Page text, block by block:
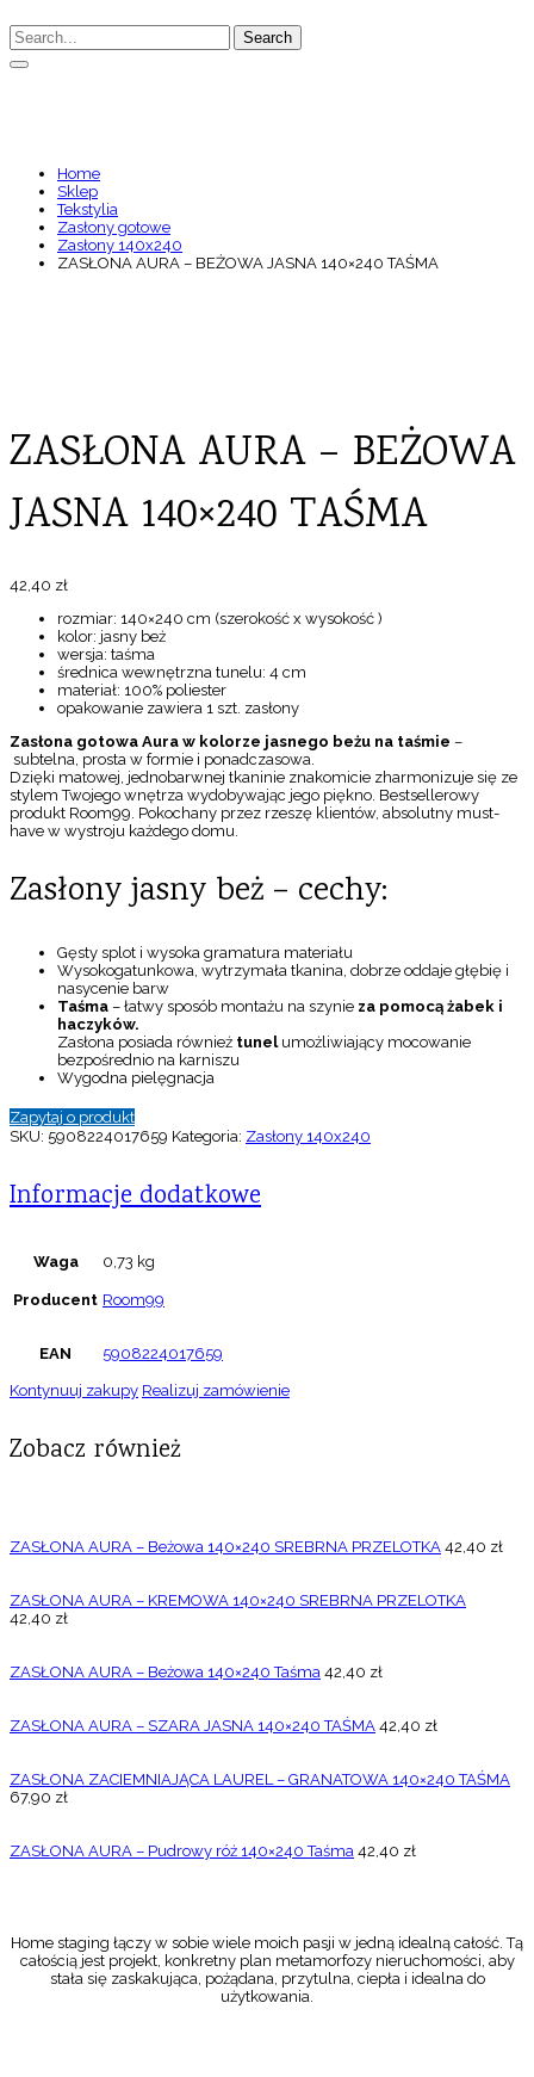
Search
Home
Sklep
Tekstylia
Zasłony gotowe
Zasłony 140x240
ZASŁONA AURA – BEŻOWA JASNA 140×240 TAŚMA
ZASŁONA AURA – BEŻOWA
JASNA 140×240 TAŚMA
42,40 zł
rozmiar: 140×240 cm (szerokość x wysokość )
kolor: jasny beż
wersja: taśma
średnica wewnętrzna tunelu: 4 cm
materiał: 100% poliester
opakowanie zawiera 1 szt. zasłony
Zasłona gotowa Aura w kolorze jasnego beżu na taśmie –
subtelna, prosta w formie i ponadczasowa.
Dzięki matowej, jednobarwnej tkaninie znakomicie zharmonizuje się ze
stylem Twojego wnętrza wydobywając jego piękno. Bestsellerowy
produkt Room99. Pokochany przez rzeszę klientów, absolutny must-
have w wystroju każdego domu.
Zasłony jasny beż – cechy:
Gęsty splot i wysoka gramatura materiału
Wysokogatunkowa, wytrzymała tkanina, dobrze oddaje głębię i
nasycenie barw
Taśma – łatwy sposób montażu na szynie za pomocą żabek i
haczyków.
Zasłona posiada również tunelumożliwiający mocowanie
bezpośrednio na karniszu
Wygodna pielęgnacja
Zapytaj o produkt
SKU: 5908224017659 Kategoria: Zasłony 140x240
Informacje dodatkowe
Waga 0,73 kg
Producent Room99
EAN 5908224017659
Kontynuuj zakupy Realizuj zamówienie
Zobacz również
ZASŁONA AURA – Beżowa 140×240 SREBRNA PRZELOTKA 42,40 zł
ZASŁONA AURA – KREMOWA 140×240 SREBRNA PRZELOTKA
42,40 zł
ZASŁONA AURA – Beżowa 140×240 Taśma 42,40 zł
ZASŁONA AURA – SZARA JASNA 140×240 TAŚMA 42,40 zł
ZASŁONA ZACIEMNIAJĄCA LAUREL – GRANATOWA 140×240 TAŚMA
67,90 zł
ZASŁONA AURA – Pudrowy róż 140×240 Taśma 42,40 zł
Home staging łączy w sobie wiele moich pasji w jedną idealną całość. Tą
całością jest projekt, konkretny plan metamorfozy nieruchomości, aby
stała się zaskakująca, pożądana, przytulna, ciepła i idealna do
użytkowania.